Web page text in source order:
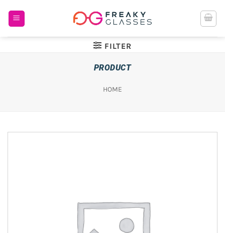
naar
FILTER
PRODUCT
HOME